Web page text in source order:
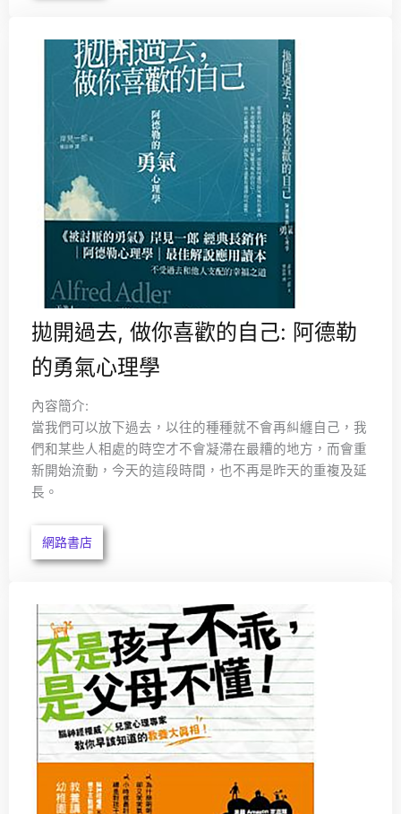
拋開過去, 做你喜歡的自己: 阿德勒
的勇氣心理學
內容簡介:
當我們可以放下過去，以往的種種就不會再糾纏自己，我
們和某些人相處的時空才不會凝滯在最糟的地方，而會重
新開始流動，今天的這段時間，也不再是昨天的重複及延
長。
網路書店